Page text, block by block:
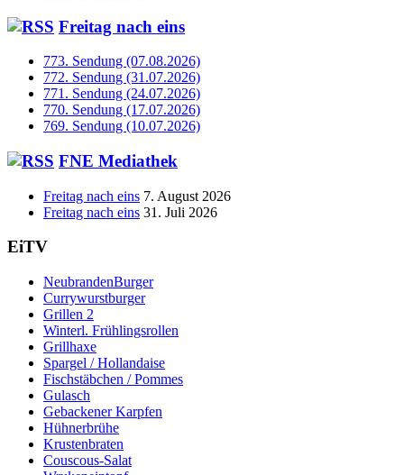
Freitag nach eins
773. Sendung (07.08.2026)
772. Sendung (31.07.2026)
771. Sendung (24.07.2026)
770. Sendung (17.07.2026)
769. Sendung (10.07.2026)
FNE Mediathek
Freitag nach eins 7. August 2026
Freitag nach eins 31. Juli 2026
EiTV
NeubrandenBurger
Currywurstburger
Grillen 2
Winterl. Frühlingsrollen
Grillhaxe
Spargel / Hollandaise
Fischstäbchen / Pommes
Gulasch
Gebackener Karpfen
Hühnerbrühe
Krustenbraten
Couscous-Salat